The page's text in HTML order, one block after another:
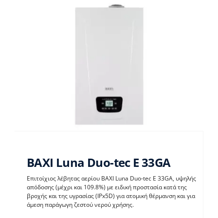
BAXI Luna Duo-tec E
BAXI Luna Duo-tec E 33GA
Επιτοίχιος λέβητας αερίου BAXI Luna Duo-tec E 33GA, υψηλής
απόδοσης (μέχρι και 109.8%) με ειδική προστασία κατά της
βροχής και της υγρασίας (IPx5D) για ατομική θέρμανση και για
άμεση παράγωγη ζεστού νερού χρήσης.